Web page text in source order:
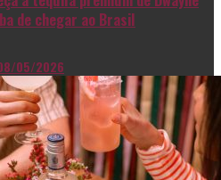
de chegar ao Brasil
05/2026